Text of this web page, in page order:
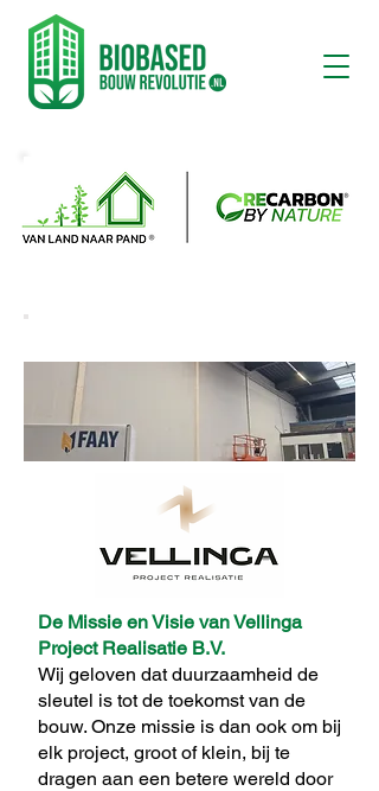
De Missie en Visie van Vellinga
Project Realisatie B.V.
Wij geloven dat duurzaamheid de
sleutel is tot de toekomst van de
bouw. Onze missie is dan ook om bij
elk project, groot of klein, bij te
dragen aan een betere wereld door